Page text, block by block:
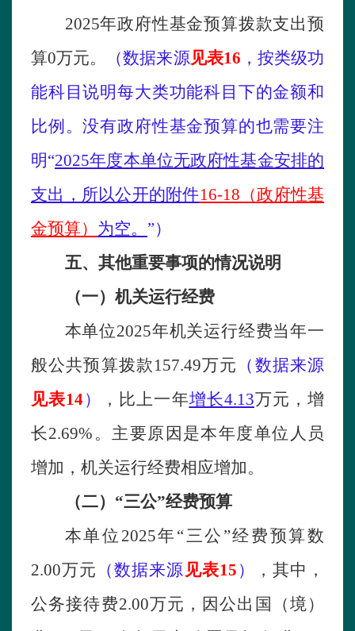
2025年政府性基金预算拨款支出预
算0万元。 （数据来源见表16 ， 按类级功
能科目说明每大类功能科目下的金额和
比例。没有政府性基金预算的也需要注
明“2025年度本单位无政府性基金安排的
支出 ， 所以公开的附件16-18（政府性基
金预算） 为空。 ”）
五、其他重要事项的情况说明
（一）机关运行经费
本单位2025年机关运行经费当年一
般公共预算拨款157.49万元
（数据来源
见表14） ，比上一年增长4.13万元，增
长2.69%。主要原因是本年度单位人员
增加 ，机关运行经费相应增加。
（二） “三公”经费预算
本单位 2025年 “三公”经费预算数
2.00万元 （数据来源见表15 ）
，其中，
公务接待费2.00万元，因公出国（境）